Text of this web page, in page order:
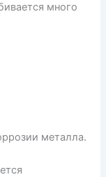
много
металла.